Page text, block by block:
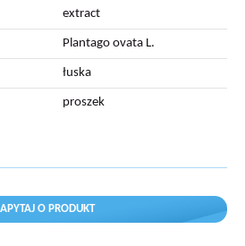
extract
Plantago ovata L.
łuska
proszek
O PRODUKT